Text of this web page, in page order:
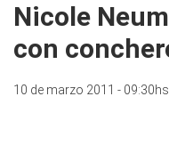
Nicole
con
10 de marzo 2011 - 09:30hs